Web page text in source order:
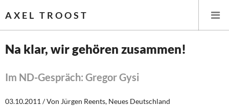
AXEL TROOST
Na klar, wir gehören zusammen!
Im ND-Gespräch: Gregor Gysi
03.10.2011 / Von Jürgen Reents, Neues Deutschland